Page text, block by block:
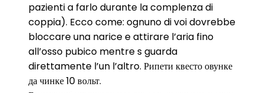
pazienti a farlo durante la complenza di
coppia). Ecco come: ognuno di voi dovrebbe
bloccare una narice e attirare l’aria fino
all’osso pubico mentre s guarda
direttamente l’un l’altro. Рипети квесто овунке
да чинке 10 вольт.